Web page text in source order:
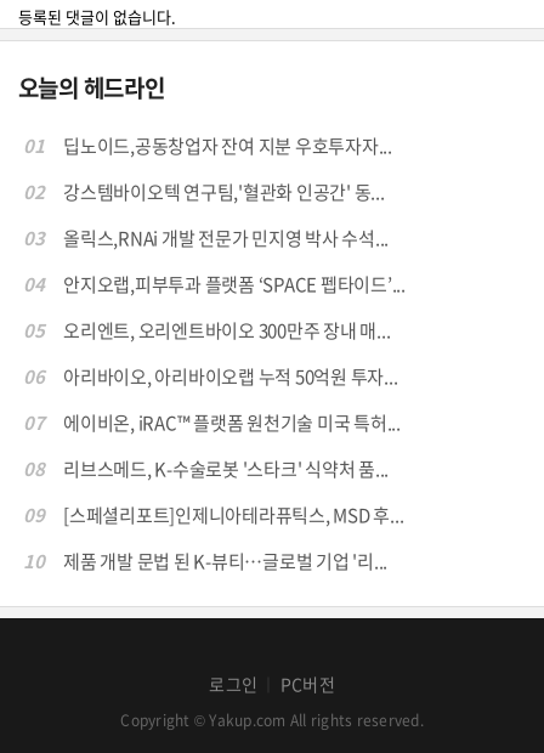
등록된 댓글이 없습니다.
오늘의 헤드라인
01
딥노이드,공동창업자 잔여 지분 우호투자자...
02
강스템바이오텍 연구팀,'혈관화 인공간' 동...
03
올릭스,RNAi 개발 전문가 민지영 박사 수석...
04
안지오랩,피부투과 플랫폼 ‘SPACE 펩타이드’...
05
오리엔트, 오리엔트바이오 300만주 장내 매...
06
아리바이오, 아리바이오랩 누적 50억원 투자...
07
에이비온, iRAC™ 플랫폼 원천기술 미국 특허...
08
리브스메드, K-수술로봇 '스타크' 식약처 품...
09
[스페셜리포트]인제니아테라퓨틱스, MSD 후...
10
제품 개발 문법 된 K-뷰티…글로벌 기업 '리...
로그인 PC버전
Copyright © Yakup.com All rights reserved.